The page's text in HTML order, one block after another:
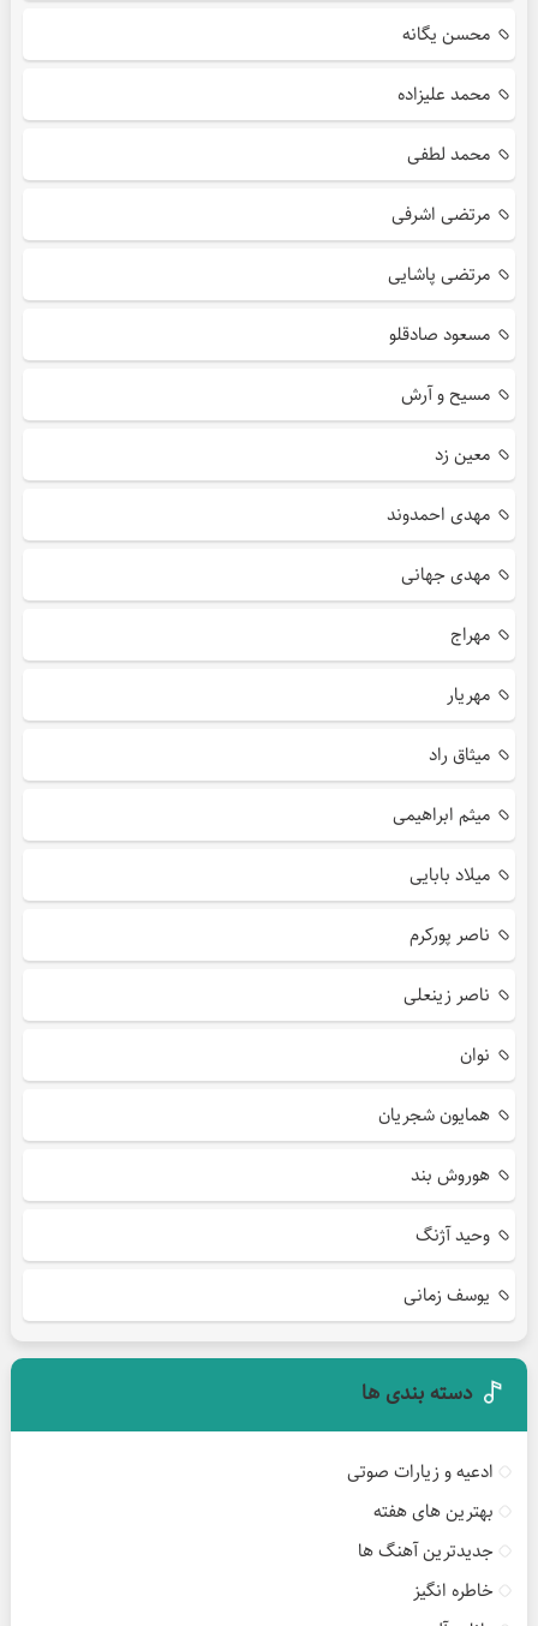
محسن یگانه
محمد علیزاده
محمد لطفی
مرتضی اشرفی
مرتضی پاشایی
مسعود صادقلو
مسیح و آرش
معین زد
مهدی احمدوند
مهدی جهانی
مهراج
مهریار
میثاق راد
میثم ابراهیمی
میلاد بابایی
ناصر پورکرم
ناصر زینعلی
نوان
همایون شجریان
هوروش بند
وحید آژنگ
یوسف زمانی
دسته بندی ها
ادعیه و زیارات صوتی
بهترین های هفته
جدیدترین آهنگ ها
خاطره انگیز